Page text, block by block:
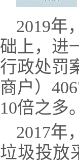
2019年
础上，进
行政处罚
商户）
10倍之多。
2017年
垃圾投放